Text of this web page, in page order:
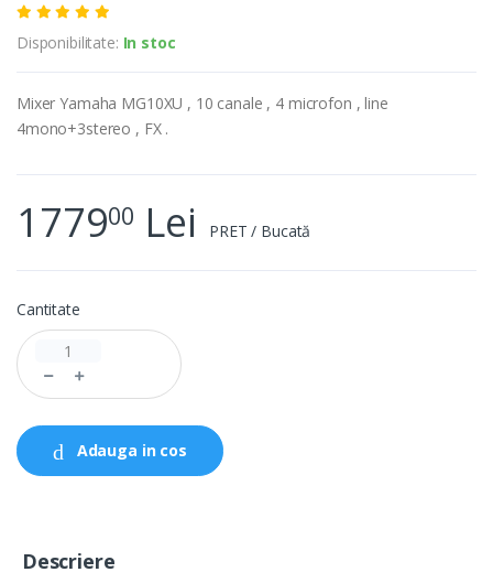
Sisteme fotovoltaice
Disponibilitate: In stoc
Mixer Yamaha MG10XU , 10 canale , 4 microfon , line
4mono+3stereo , FX .
177900 Lei PRET / Bucată
Cantitate
Adauga in cos
Descriere